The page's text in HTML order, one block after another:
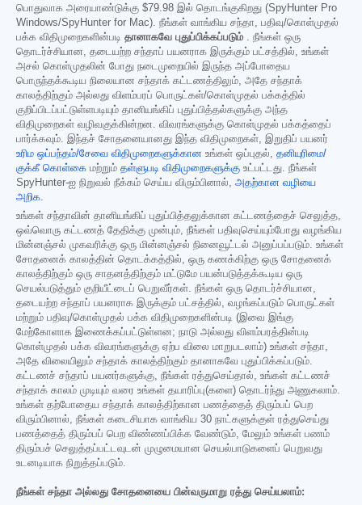
பொதுவாக அரையாண்டுக்கு $79.98 இல் தொடங்குகிறது (SpyHunter Pro
Windows/SpyHunter for Mac). நீங்கள் வாங்கிய சந்தா, பதிவு/கொள்முதல்
பக்க விதிமுறைகளின்படி தானாகவே புதுப்பிக்கப்படும் . நீங்கள் ஒரு
தொடர்ச்சியான, தடையற்ற சந்தாப் பயனராக இருக்கும் பட்சத்தில், உங்கள்
அசல் கொள்முதலின் போது நடைமுறையில் இருந்த அப்போதைய
பொருந்தக்கூடிய நிலையான சந்தாக் கட்டணத்திலும், அதே சந்தாக்
காலத்திற்கும் அல்லது விளம்பரப் பொருட்கள்/கொள்முதல் பக்கத்தில்
குறிப்பிடப்பட்டுள்ளபடியும் தானியங்கிப் புதுப்பித்தல்களுக்கு அந்த
விதிமுறைகள் வழிவகுக்கின்றன. விவரங்களுக்கு கொள்முதல் பக்கத்தைப்
பார்க்கவும். இந்தச் சோதனையானது இந்த விதிமுறைகள், இறுதிப் பயனர்
உரிம ஒப்பந்தம்/சேவை விதிமுறைகளுக்கான உங்கள் ஒப்புதல், தனியுரிமை/
குக்கீ கொள்கை மற்றும் தள்ளுபடி விதிமுறைகளுக்கு உட்பட்டது. நீங்கள்
SpyHunter-ஐ நிறுவல் நீக்கம் செய்ய விரும்பினால், அதற்கான வழியை
அறிக.
உங்கள் சந்தாவின் தானியங்கிப் புதுப்பித்தலுக்கான கட்டணத்தைச் செலுத்த,
ஒவ்வொரு கட்டணத் தேதிக்கு முன்பும், நீங்கள் பதிவுசெய்யும்போது வழங்கிய
மின்னஞ்சல் முகவரிக்கு ஒரு மின்னஞ்சல் நினைவூட்டல் அனுப்பப்படும். உங்கள்
சோதனைக் காலத்தின் தொடக்கத்தில், ஒரு கணக்கிற்கு ஒரு சோதனைக்
காலத்திற்கும் ஒரு சாதனத்திற்கும் மட்டுமே பயன்படுத்தக்கூடிய ஒரு
செயல்படுத்தும் குறியீட்டைப் பெறுவீர்கள். நீங்கள் ஒரு தொடர்ச்சியான,
தடையற்ற சந்தாப் பயனராக இருக்கும் பட்சத்தில், வழங்கப்படும் பொருட்கள்
மற்றும் பதிவு/கொள்முதல் பக்க விதிமுறைகளின்படி (இவை இங்கு
மேற்கோளாக இணைக்கப்பட்டுள்ளன; நாடு அல்லது விளம்பரத்தின்படி
கொள்முதல் பக்க விவரங்களுக்கு ஏற்ப விலை மாறுபடலாம்) உங்கள் சந்தா,
அதே விலையிலும் சந்தாக் காலத்திற்கும் தானாகவே புதுப்பிக்கப்படும்.
கட்டணச் சந்தாப் பயனர்களுக்கு, நீங்கள் ரத்துசெய்தால், உங்கள் கட்டணச்
சந்தாக் காலம் முடியும் வரை உங்கள் தயாரிப்பு(களை) தொடர்ந்து அணுகலாம்.
உங்கள் தற்போதைய சந்தாக் காலத்திற்கான பணத்தைத் திரும்பப் பெற
விரும்பினால், நீங்கள் கடைசியாக வாங்கிய 30 நாட்களுக்குள் ரத்துசெய்து
பணத்தைத் திரும்பப் பெற விண்ணப்பிக்க வேண்டும், மேலும் உங்கள் பணம்
திரும்பச் செலுத்தப்பட்டவுடன் முழுமையான செயல்பாடுகளைப் பெறுவது
உடனடியாக நிறுத்தப்படும்.
நீங்கள் சந்தா அல்லது சோதனையை பின்வருமாறு ரத்து செய்யலாம்: